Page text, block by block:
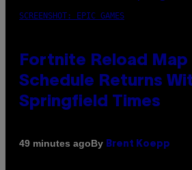
SCREENSHOT: EPIC GAMES
Fortnite Reload
Schedule Returns
Springfield Times
49 minutes agoBy Brent Koepp